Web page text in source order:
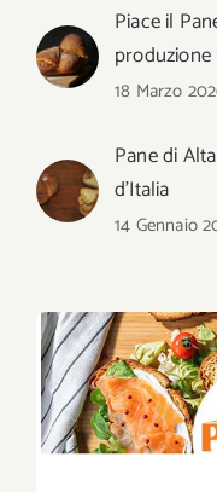
Piace il
18 Marzo
Pane di
d’Italia
14 Gennaio